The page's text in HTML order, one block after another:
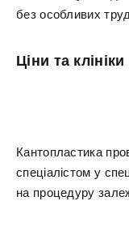
без особливих
Ціни та клініки
Кантопластика
спеціалістом у
на процедуру